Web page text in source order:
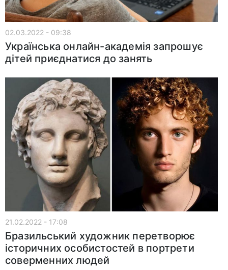
02.03.2022 - 09:38
Українська онлайн-академія запрошує
дітей приєднатися до занять
21.02.2022 - 17:08
Бразильський художник перетворює
історичних особистостей в портрети
соверменних людей